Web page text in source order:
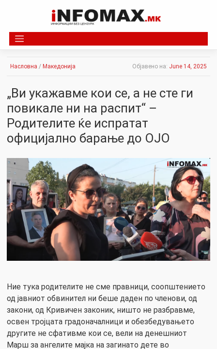
Насловна / Македонија Објавено на: June 14, 2025
„Ви укажавме кои се, а не сте ги
повикале ни на распит“ –
Родителите ќе испратат
официјално барање до ОЈО
Ние тука родителите не сме правници, соопштението
од јавниот обвинител ни беше даден по членови, од
закони, од Кривичен законик, ништо не разбравме,
освен тројцата градоначалници и обезбедувањето
другите не сфативме кои се, вели на денешниот
Марш за ангелите мајка на загинато дете во